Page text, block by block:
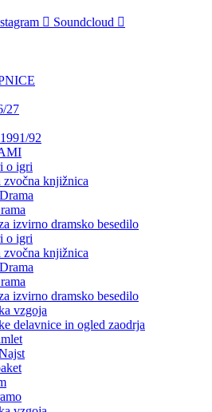
Soundcloud
27
92
o igri
zvočna knjižnica
izvirno dramsko besedilo
o igri
zvočna knjižnica
izvirno dramsko besedilo
vzgoja
delavnice in ogled zaodrja